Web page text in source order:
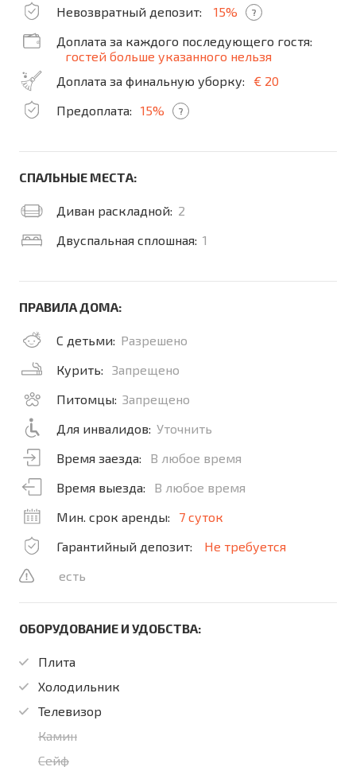
Невозвратный депозит:
15% ?
Доплата за каждого последующего гостя:
гостей больше указанного нельзя
Доплата за финальную уборку:
€ 20
Предоплата:
15% ?
СПАЛЬНЫЕ МЕСТА:
Диван раскладной: 2
Двуспальная сплошная: 1
ПРАВИЛА ДОМА:
С детьми: Разрешено
Курить:
Запрещено
Питомцы: Запрещено
Для инвалидов: Уточнить
Время заезда:
В любое время
Время выезда:
В любое время
Мин. срок аренды:
7 суток
Гарантийный депозит:
Не требуется
есть
ОБОРУДОВАНИЕ И УДОБСТВА:
Плита
Холодильник
Телевизор
Камин
Сейф